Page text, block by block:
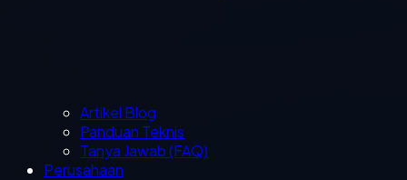
Artikel Blog
Panduan Teknis
Tanya Jawab (FAQ)
Perusahaan